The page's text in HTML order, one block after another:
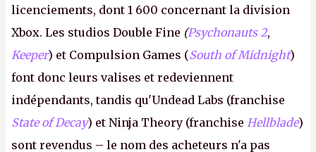
licenciements, dont 1 600 concernant la division
Xbox. Les studios Double Fine (Psychonauts 2,
Keeper) et Compulsion Games (South of Midnight)
font donc leurs valises et redeviennent
indépendants, tandis qu'Undead Labs (franchise
State of Decay) et Ninja Theory (franchise Hellblade)
sont revendus – le nom des acheteurs n'a pas